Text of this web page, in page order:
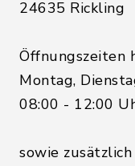
24635 Rickling
Öffnungszeiten
Montag,
08:00 - 12:00
sowie